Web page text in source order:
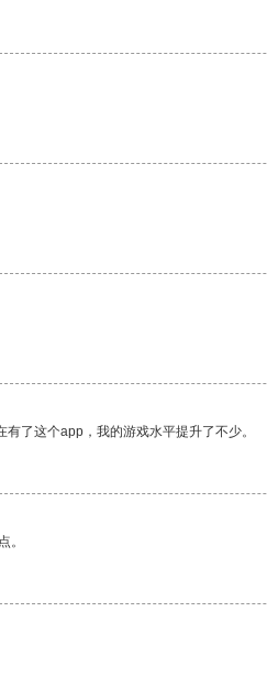
了这个app，我的游戏水平提升了不少。
。